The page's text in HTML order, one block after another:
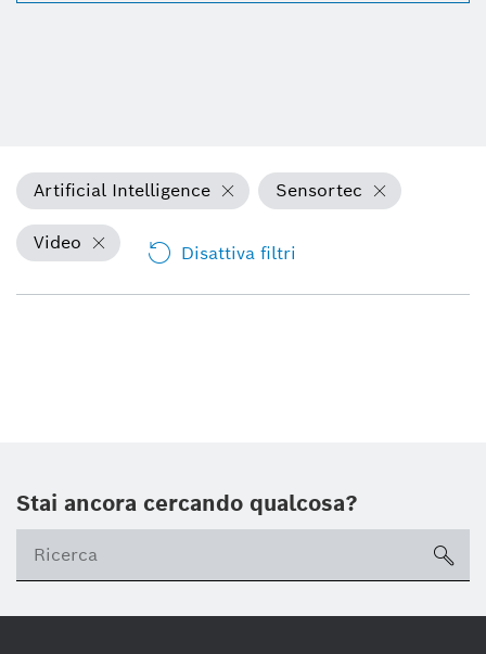
Artificial Intelligence Sensortec
Video Disattiva filtri
Stai ancora cercando qualcosa?